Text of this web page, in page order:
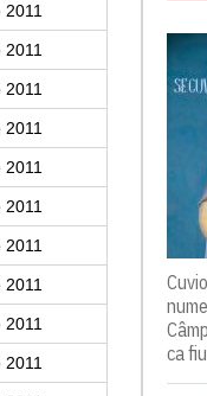
2011
2011
2011
2011
2011
2011
2011
2011
2011
2011
ca